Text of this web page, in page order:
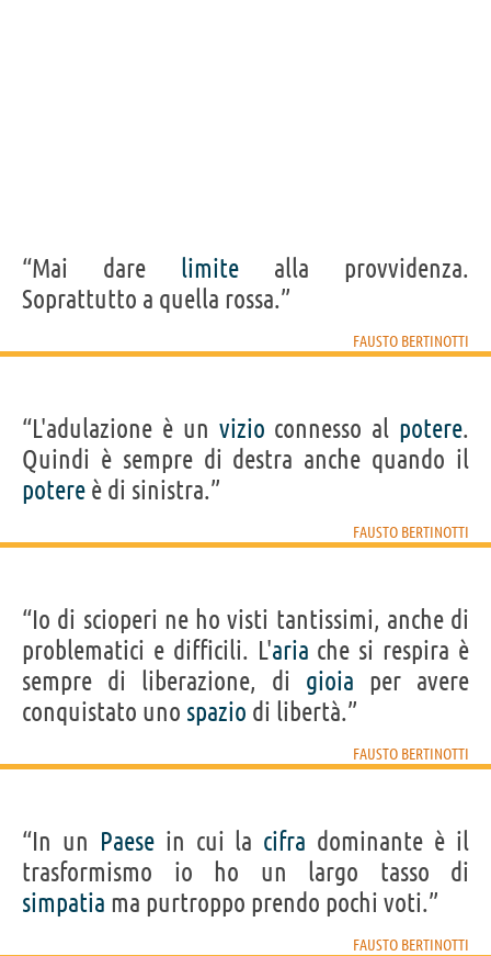
“Mai dare limite alla provvidenza.
Soprattutto a quella rossa.”
FAUSTO BERTINOTTI
“L'adulazione è un vizio connesso al potere.
Quindi è sempre di destra anche quando il
potere è di sinistra.”
FAUSTO BERTINOTTI
“Io di scioperi ne ho visti tantissimi, anche di
problematici e difficili. L'aria che si respira è
sempre di liberazione, di gioia per avere
conquistato uno spazio di libertà.”
FAUSTO BERTINOTTI
“In un Paesein cui la cifra dominante è il
trasformismo io ho un largo tasso di
simpatia ma purtroppo prendo pochi voti.”
FAUSTO BERTINOTTI